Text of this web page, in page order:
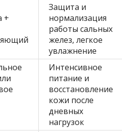
+
Защита и
нормализация
работы сальных
желез, легкое
увлажнение
Интенсивное
питание и
восстановление
кожи после
дневных
нагрузок